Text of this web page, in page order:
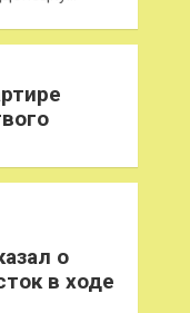
о
в ходе